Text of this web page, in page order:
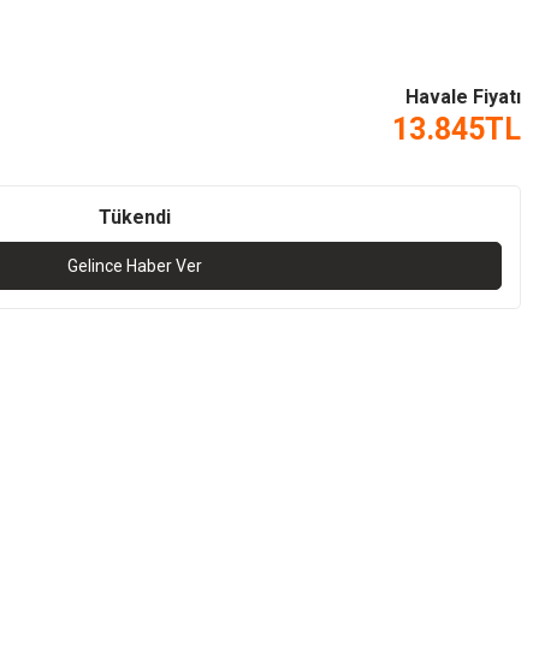
Havale Fiyatı
13.845TL
Tükendi
Gelince Haber Ver